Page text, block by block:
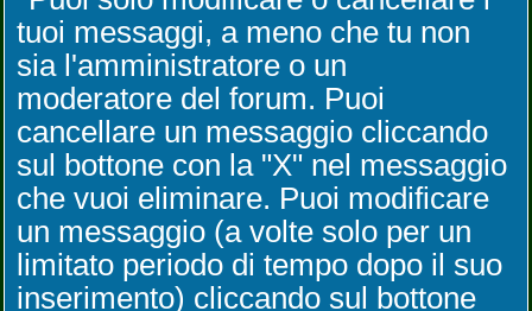
tuoi messaggi, a meno che tu non
sia l'amministratore o un
moderatore del forum. Puoi
cancellare un messaggio cliccando
sul bottone con la "X" nel messaggio
che vuoi eliminare. Puoi modificare
un messaggio (a volte solo per un
limitato periodo di tempo dopo il suo
inserimento) cliccando sul bottone